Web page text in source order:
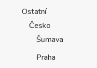
Ostatní
Česko
Šumava
Praha